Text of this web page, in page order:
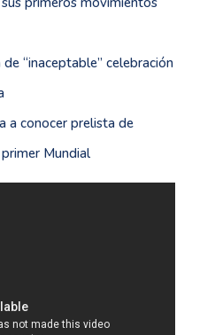
“inaceptable” celebración
a conocer prelista de
Mundial